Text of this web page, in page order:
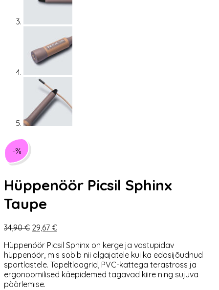
-%
Hüppenöör Picsil Sphinx
Taupe
34,90€ Algne
oli:
34,90 €.
29,67 €Praegune
on:
29,67 €.
Hüppenöör Picsil Sphinx on kerge ja vastupidav
hüppenöör, mis sobib nii algajatele kui ka edasijõudnud
sportlastele. Topeltlaagrid, PVC-kattega terastross ja
ergonoomilised käepidemed tagavad kiire ning sujuva
pöörlemise.